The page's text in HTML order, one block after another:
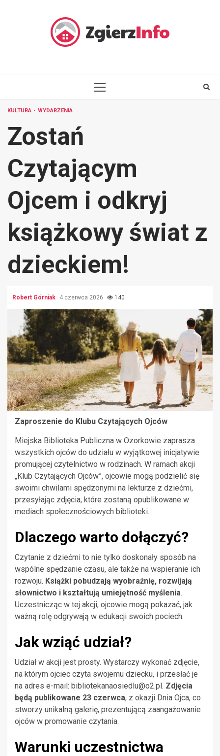
PRIMARY
KULTURA WYDARZENIA
Zostań
Czytającym
Ojcem i odkryj
książkowy świat z
dzieckiem!
Robert Górniak 4 czerwca 2026 140
Zaproszenie do Klubu Czytających Ojców
Miejska Biblioteka Publiczna w Ozorkowie zaprasza
wszystkich ojców do udziału w wyjątkowej inicjatywie
promującej czytelnictwo w rodzinach. W ramach akcji
„Klub Czytających Ojców”, ojcowie mogą podzielić się
swoimi chwilami spędzonymi na lekturze z dziećmi,
przesyłając zdjęcia, które zostaną opublikowane w
mediach społecznościowych biblioteki.
Dlaczego warto dołączyć?
Czytanie z dziećmi to nie tylko doskonały sposób na
wspólne spędzanie czasu, ale także na wspieranie ich
rozwoju. Książki pobudzają wyobraźnię, rozwijają
słownictwo i kształtują umiejętność myślenia.
Uczestnicząc w tej akcji, ojcowie mogą pokazać, jak
ważną rolę odgrywają w edukacji swoich pociech.
Jak wziąć udział?
Udział w akcji jest prosty. Wystarczy wykonać zdjęcie,
na którym ojciec czyta swojemu dziecku, i przesłać je
na adres e-mail: bibliotekanaosiedlu@o2.pl. Zdjęcia
będą publikowane 23 czerwca, z okazji Dnia Ojca, co
stworzy unikalną galerię, prezentującą zaangażowanie
ojców w promowanie czytania.
Warunki uczestnictwa